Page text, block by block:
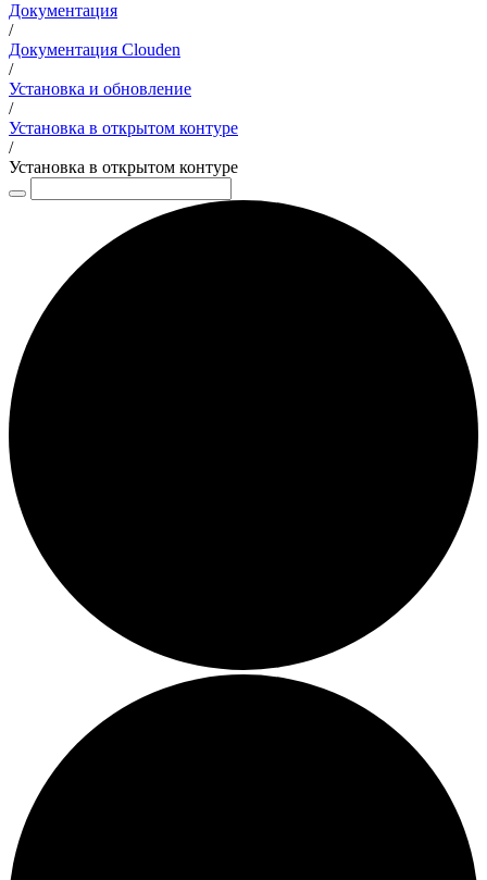
Документация
/
Документация Clouden
/
Установка и обновление
/
Установка в открытом контуре
/
Установка в открытом контуре